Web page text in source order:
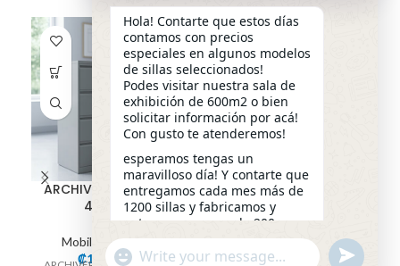
ARCHIVERO METALICO
4 NIVELES
Mobiliario Metalico
₡145,000.00
ARTURITO METALICO
Mobiliario Metalico
₡95,000.00
Modulo Bajo Material:
Hola! Contarte que estos días
contamos con precios
especiales en algunos modelos
de sillas seleccionados!
Podes visitar nuestra sala de
exhibición de 600m2 o bien
solicitar información por acá!
Con gusto te atenderemos!
esperamos tengas un
maravilloso día! Y contarte que
entregamos cada mes más de
1200 sillas y fabricamos y
entregamos cerca de 200
escritorios a la medida!
"+chaty_settings.lang.emoji_picker+" undefined